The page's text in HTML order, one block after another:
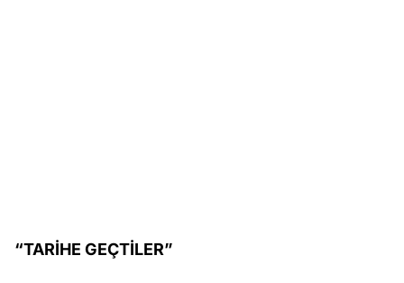
“TARİHE GEÇTİLER”